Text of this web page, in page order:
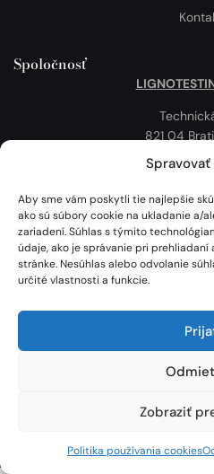
Spravovať
Aby sme vám poskytli tie najlepšie
ako sú súbory cookie na ukladanie a/
zariadení. Súhlas s týmito
údaje, ako je správanie pri
stránke. Nesúhlas alebo odvolanie
určité vlastnosti a funkcie.
Zobraziť
Politika používania cookies
Spoločnosť
821 04
Slovenská
Politika
Mapa
Lignotesting, a. s. © 2024 | Všetky práva